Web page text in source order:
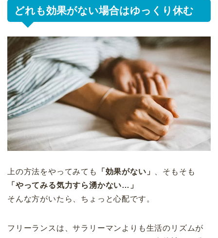
どれも効果がない場合はゆっくり休む
上の方法をやってみても 「効果がない」
、そもそも
「やってみる気力すら湧かない…」
そんな方がいたら、ちょっと心配です。
フリーランスは、サラリーマンよりも生活のリズムが